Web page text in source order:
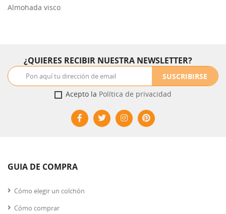
Almohada visco
¿QUIERES RECIBIR NUESTRA NEWSLETTER?
SUSCRIBIRSE
Acepto la Política de privacidad
GUIA DE COMPRA
Cómo elegir un colchón
Cómo comprar